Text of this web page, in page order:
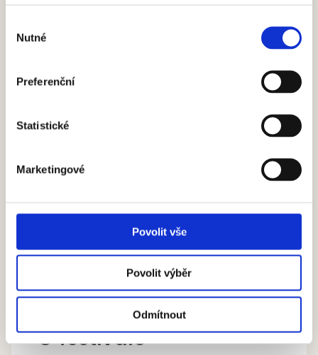
souhlasu
Nutné
Preferenční
Statistické
Marketingové
Povolit vše
Povolit výběr
Odmítnout
34. ročník psal historii: premiérami,
Všechny aktuality
O festivalu